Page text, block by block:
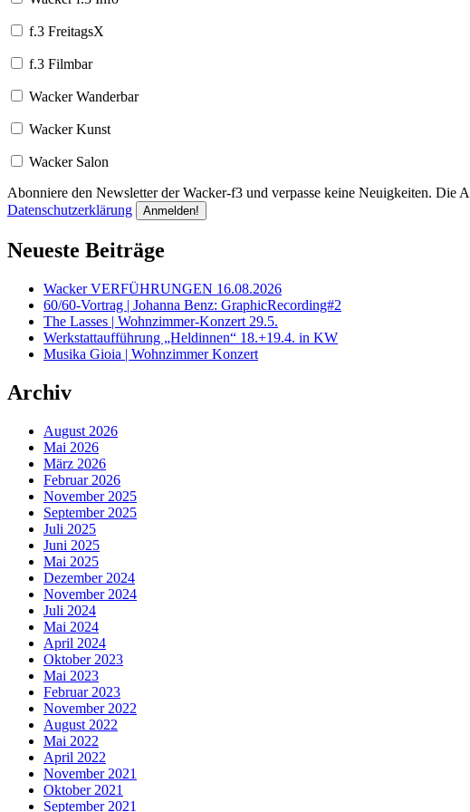
f.3 FreitagsX
f.3 Filmbar
Wacker Wanderbar
Wacker Kunst
Wacker Salon
Abonniere den Newsletter der Wacker-f3 und verpasse keine Neuigkeiten.
Datenschutzerklärung
Neueste Beiträge
Wacker VERFÜHRUNGEN 16.08.2026
60/60-Vortrag | Johanna Benz: GraphicRecording#2
The Lasses | Wohnzimmer-Konzert 29.5.
Werkstattaufführung „Heldinnen“ 18.+19.4. in KW
Musika Gioia | Wohnzimmer Konzert
Archiv
August 2026
Mai 2026
März 2026
Februar 2026
November 2025
September 2025
Juli 2025
Juni 2025
Mai 2025
Dezember 2024
November 2024
Juli 2024
Mai 2024
April 2024
Oktober 2023
Mai 2023
Februar 2023
November 2022
August 2022
Mai 2022
April 2022
November 2021
Oktober 2021
September 2021